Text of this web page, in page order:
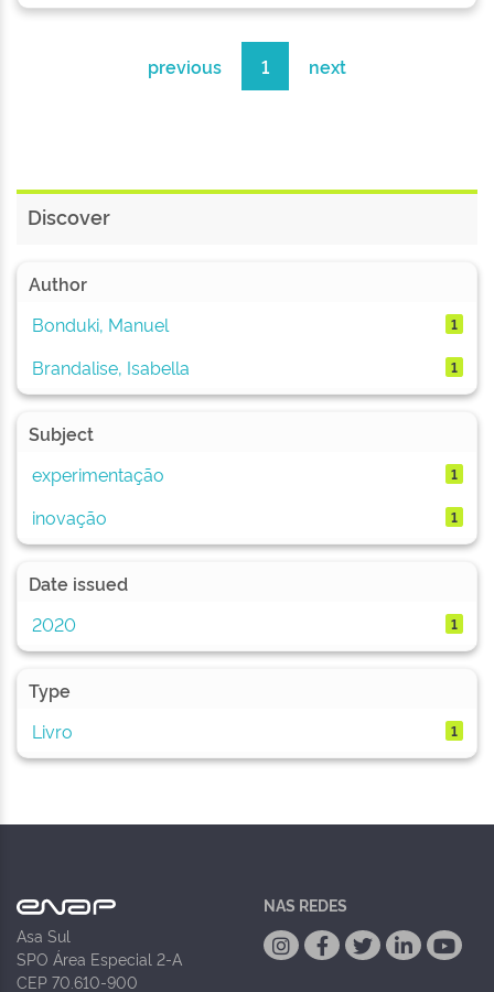
previous 1 next
Discover
Author
Bonduki, Manuel
1
Brandalise, Isabella 1
Subject
experimentação
1
inovação 1
Date issued
2020
1
Type
Livro
1
Asa Sul
SPO Área Especial 2-A
CEP 70.610-900
NAS REDES